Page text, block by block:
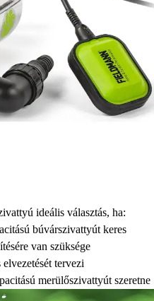
ideális választás, ha:
búvárszivattyút keres
van szüksége
tervezi
merülőszivattyút szeretne